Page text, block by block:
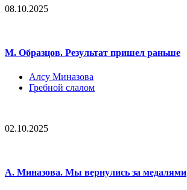
08.10.2025
М. Образцов. Результат пришел раньше
Алсу Миназова
Гребной слалом
02.10.2025
А. Миназова. Мы вернулись за медалями